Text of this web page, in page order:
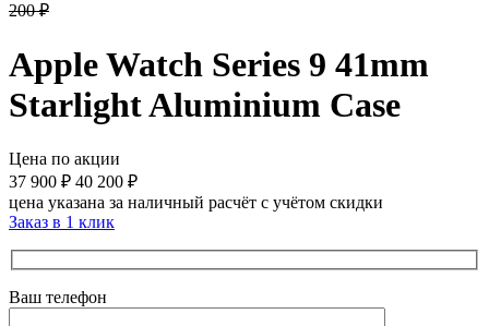
200₽
Apple Watch Series 9 41mm
Starlight Aluminium Case
Цена по акции
37 900 ₽ 40 200 ₽
цена указана за наличный расчёт с учётом скидки
Заказ в 1 клик
Ваш телефон